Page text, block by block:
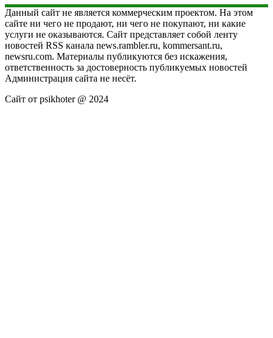
Данный сайт не является коммерческим проектом. На этом
сайте ни чего не продают, ни чего не покупают, ни какие
услуги не оказываются. Сайт представляет собой ленту
новостей RSS канала news.rambler.ru, kommersant.ru,
newsru.com. Материалы публикуются без искажения,
ответственность за достоверность публикуемых новостей
Администрация сайта не несёт.
Сайт от psikhoter @ 2024